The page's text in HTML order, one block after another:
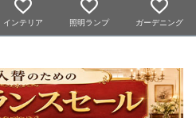
インテリア 照明ランプ ガーデニング